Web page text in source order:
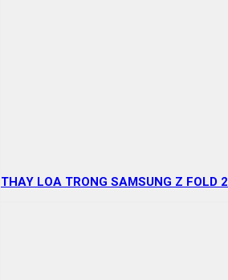
THAY LOA TRONG SAMSUNG Z FOLD 2